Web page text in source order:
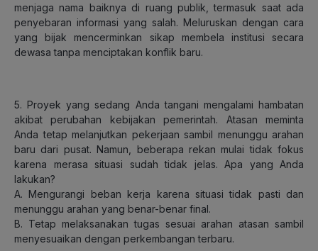
menjaga nama baiknya di ruang publik, termasuk saat ada
penyebaran informasi yang salah. Meluruskan dengan cara
yang bijak mencerminkan sikap membela institusi secara
dewasa tanpa menciptakan konflik baru.
5. Proyek yang sedang Anda tangani mengalami hambatan
akibat perubahan kebijakan pemerintah. Atasan meminta
Anda tetap melanjutkan pekerjaan sambil menunggu arahan
baru dari pusat. Namun, beberapa rekan mulai tidak fokus
karena merasa situasi sudah tidak jelas. Apa yang Anda
lakukan?
A. Mengurangi beban kerja karena situasi tidak pasti dan
menunggu arahan yang benar-benar final.
B. Tetap melaksanakan tugas sesuai arahan atasan sambil
menyesuaikan dengan perkembangan terbaru.